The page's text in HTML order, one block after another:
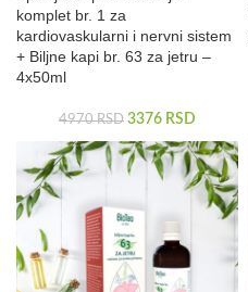
komplet br. 1 za
kardiovaskularni i nervni sistem
+ Biljne kapi br. 63 za jetru –
4x50ml
4970RSD 3376 RSD